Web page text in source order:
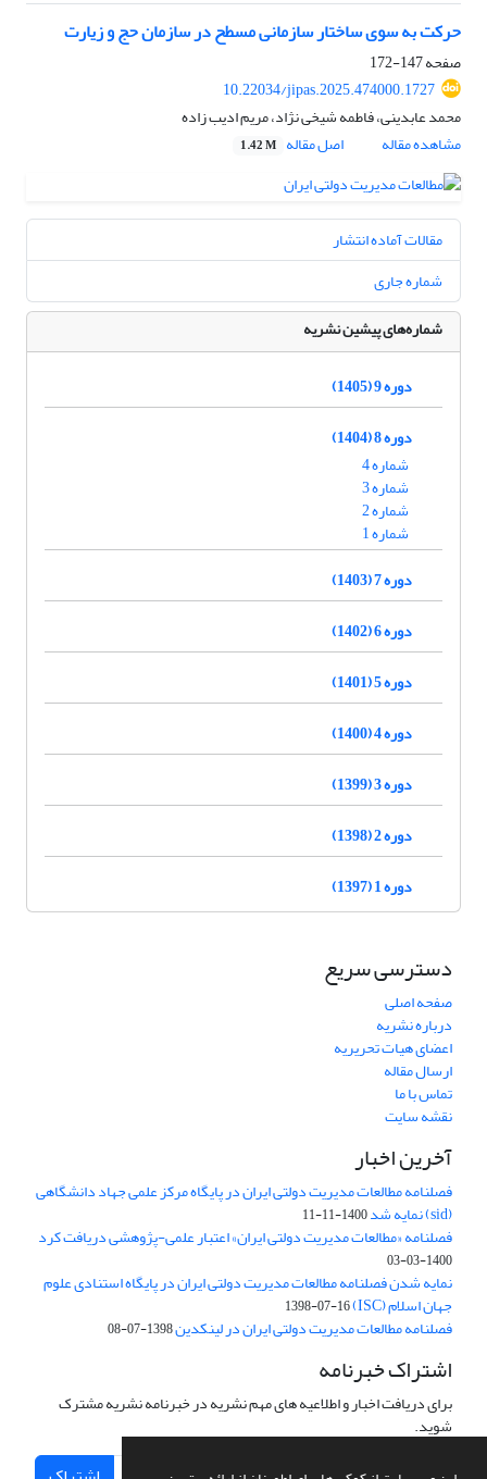
حرکت به سوی ساختار سازمانی مسطح در سازمان‌ حج و زیارت
صفحه147-172
10.22034/jipas.2025.474000.1727
محمد عابدینی، فاطمه شیخی نژاد، مریم ادیب زاده
مشاهده مقاله
اصل مقاله 1.42 M
مقالات آماده انتشار
شماره جاری
شماره‌های پیشین نشریه
دوره 9 (1405)
دوره 8 (1404)
شماره 4
شماره 3
شماره 2
شماره 1
دوره 7 (1403)
دوره 6 (1402)
دوره 5 (1401)
دوره 4 (1400)
دوره 3 (1399)
دوره 2 (1398)
دوره 1 (1397)
دسترسی سریع
صفحه اصلی
درباره نشریه
اعضای هیات تحریریه
ارسال مقاله
تماس با ما
نقشه سایت
آخرین اخبار
فصلنامه مطالعات مدیریت دولتی ایران در پایگاه مرکز علمی جهاد دانشگاهی
(sid) نمایه شد 1400-11-11
فصلنامه «مطالعات مدیریت دولتی ایران» اعتبار علمی-پژوهشی دریافت کرد
1400-03-03
نمایه شدن فصلنامه مطالعات مدیریت دولتی ایران در پایگاه استنادی علوم
جهان اسلام (ISC) 1398-07-16
فصلنامه مطالعات مدیریت دولتی ایران در لینکدین1398-07-08
اشتراک خبرنامه
برای دریافت اخبار و اطلاعیه های مهم نشریه در خبرنامه نشریه مشترک
شوید.